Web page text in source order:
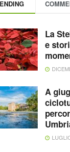
La
e
A